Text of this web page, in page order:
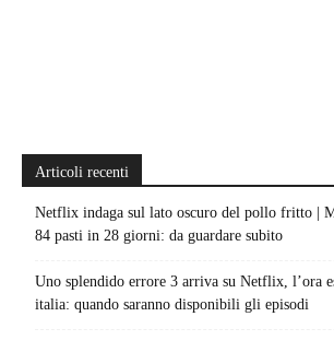
Articoli recenti
Netflix indaga sul lato oscuro del pollo fritto |
84 pasti in 28 giorni: da guardare subito
Uno splendido errore 3 arriva su Netflix, l’ora
italia: quando saranno disponibili gli episodi